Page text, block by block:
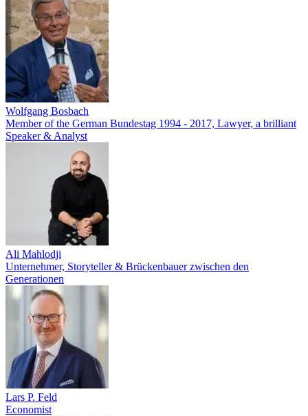
Wolfgang Bosbach
Member of the German Bundestag 1994 - 2017, Lawyer, a brilliant
Speaker & Analyst
Ali Mahlodji
Unternehmer, Storyteller & Brückenbauer zwischen den
Generationen
Lars P. Feld
Economist